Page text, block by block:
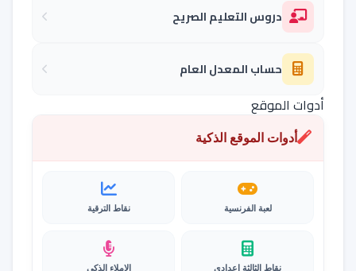
دروس التعليم الصريح
حساب المعدل العام
أدوات الموقع
أدوات الموقع الذكية
لعبة الفرنسية نقاط الترقية
نقاط الثالثة إعدادي الإملاء الذكي